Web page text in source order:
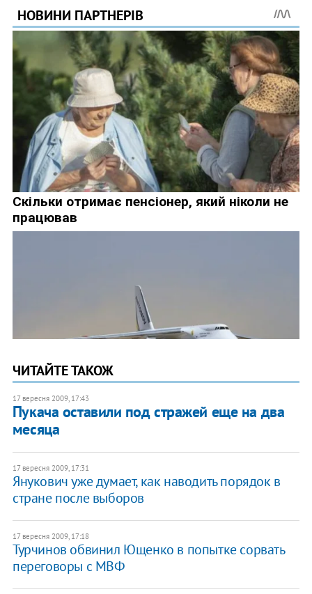
ЧИТАЙТЕ ТАКОЖ
17 вересня 2009, 17:43
Пукача оставили под стражей еще на два
месяца
17 вересня 2009, 17:31
Янукович уже думает, как наводить порядок в
стране после выборов
17 вересня 2009, 17:18
Турчинов обвинил Ющенко в попытке сорвать
переговоры с МВФ